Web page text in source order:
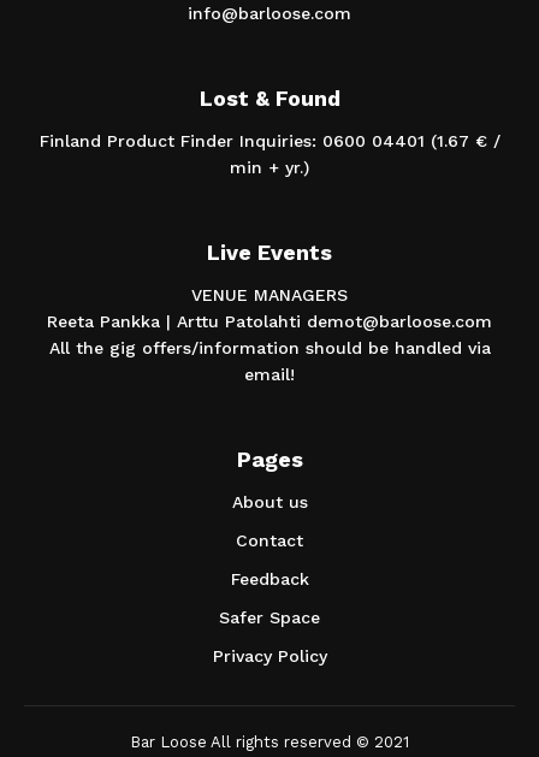
info@barloose.com
Lost & Found
Finland Product Finder Inquiries: 0600 04401 (1.67 € /
min + yr.)
Live Events
VENUE MANAGERS
Reeta Pankka | Arttu Patolahti demot@barloose.com
All the gig offers/information should be handled via
email!
Pages
About us
Contact
Feedback
Safer Space
Privacy Policy
Bar Loose All rights reserved © 2021